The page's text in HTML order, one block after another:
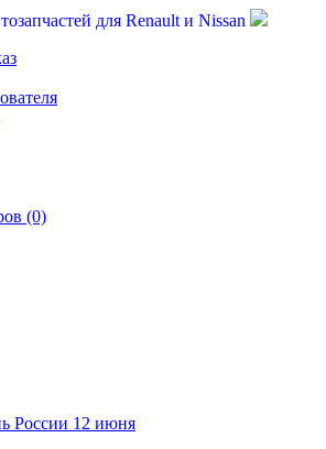
для Renault и Nissan
(0)
России 12 июня